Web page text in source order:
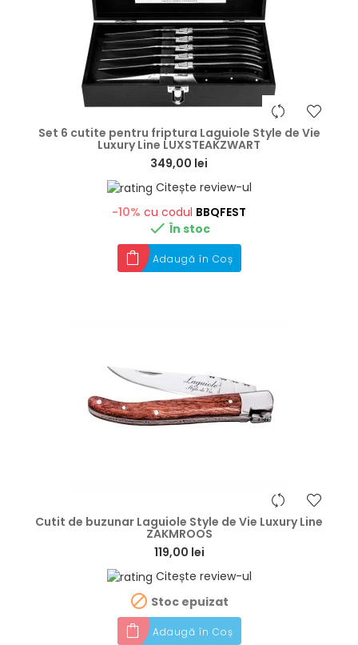
Set 6 cutite pentru friptura Laguiole Style de Vie
Luxury Line LUXSTEAKZWART
349,00 lei
Citește review-ul
-10% cu codul BBQFEST
 În stoc
Adaugă în Coș
Cutit de buzunar Laguiole Style de Vie Luxury Line
ZAKMROOS
119,00 lei
Citește review-ul
 Stoc epuizat
Adaugă în Coș